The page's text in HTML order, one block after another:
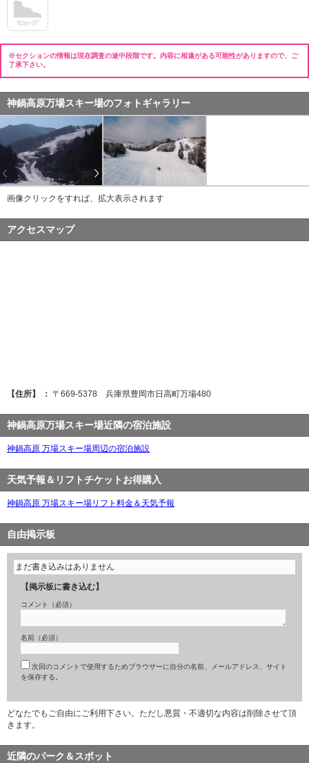
※セクションの情報は現在調査の途中段階です。内容に相違がある可能性がありますので、ご
了承下さい。
神鍋高原万場スキー場のフォトギャラリー
画像クリックをすれば、拡大表示されます
アクセスマップ
【住所】 ： 〒669-5378 兵庫県豊岡市日高町万場480
神鍋高原万場スキー場近隣の宿泊施設
神鍋高原 万場スキー場周辺の宿泊施設
天気予報＆リフトチケットお得購入
神鍋高原 万場スキー場リフト料金＆天気予報
自由掲示板
まだ書き込みはありません
【掲示板に書き込む】
コメント（必須）
名前（必須）
次回のコメントで使用するためブラウザーに自分の名前、メールアドレス、サイト
を保存する。
どなたでもご自由にご利用下さい。ただし悪質・不適切な内容は削除させて頂
きます。
近隣のパーク＆スポット